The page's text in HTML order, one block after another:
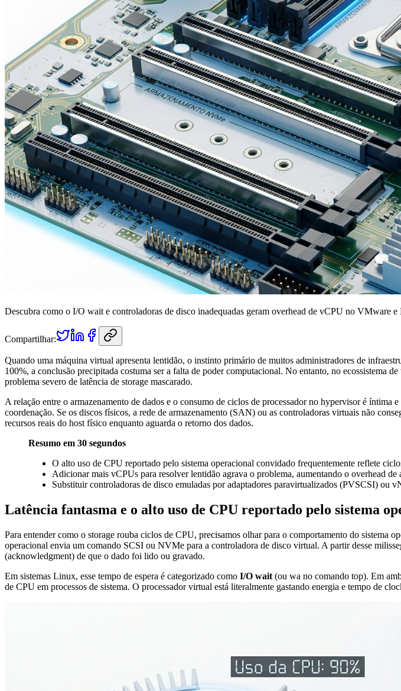
Descubra como o I/O wait e controladoras de disco inadequadas geram overhead de vCPU no VMware
Compartilhar:
Quando uma máquina virtual apresenta lentidão, o instinto primário de muitos administradores de
100%, a conclusão precipitada costuma ser a falta de poder computacional. No entanto, no ecossistema
problema severo de latência de storage mascarado.
A relação entre o armazenamento de dados e o consumo de ciclos de processador no hypervisor é
coordenação. Se os discos físicos, a rede de armazenamento (SAN) ou as controladoras virtuais não
recursos reais do host físico enquanto aguarda o retorno dos dados.
Resumo em 30 segundos
O alto uso de CPU reportado pelo sistema operacional convidado frequentemente reflete
Adicionar mais vCPUs para resolver lentidão agrava o problema, aumentando o overhead
Substituir controladoras de disco emuladas por adaptadores paravirtualizados (PVSCSI) ou
Latência fantasma e o alto uso de CPU reportado pelo sistema
Para entender como o storage rouba ciclos de CPU, precisamos olhar para o comportamento do
operacional envia um comando SCSI ou NVMe para a controladora de disco virtual. A partir desse
(acknowledgment) de que o dado foi lido ou gravado.
Em sistemas Linux, esse tempo de espera é categorizado como I/O wait (ou wa no comando top). Em
de CPU em processos de sistema. O processador virtual está literalmente gastando energia e tempo de